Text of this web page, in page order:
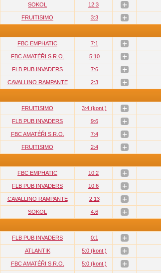
SOKOL 12:3
FRUITISIMO 3:3
FBC EMPHATIC 7:1
FBC AMATÉŘI S.R.O. 5:10
FLB PUB INVADERS 7:6
CAVALLINO RAMPANTE 2:3
FRUITISIMO 3:4 (kont.)
FLB PUB INVADERS 9:6
FBC AMATÉŘI S.R.O. 7:4
FRUITISIMO 2:4
FBC EMPHATIC 10:2
FLB PUB INVADERS 10:6
CAVALLINO RAMPANTE 2:13
SOKOL 4:6
FLB PUB INVADERS 0:1
ATLANTIK 5:0 (kont.)
FBC AMATÉŘI S.R.O. 5:0 (kont.)